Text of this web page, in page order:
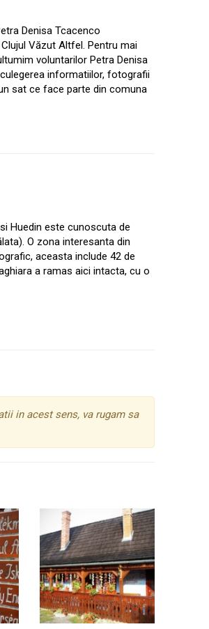
Denisa Tcacenco
Văzut Altfel. Pentru mai
voluntarilor Petra Denisa
informatiilor, fotografii
sat ce face parte din comuna
Huedin este cunoscuta de
O zona interesanta din
aceasta include 42 de
a ramas aici intacta, cu o
in acest sens, va rugam sa